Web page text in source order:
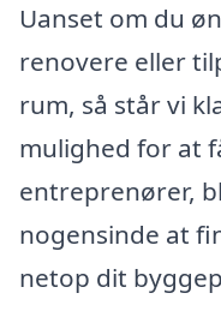
Uanset om du
renovere eller
rum, så står vi
mulighed for at
entreprenører,
nogensinde at
netop dit